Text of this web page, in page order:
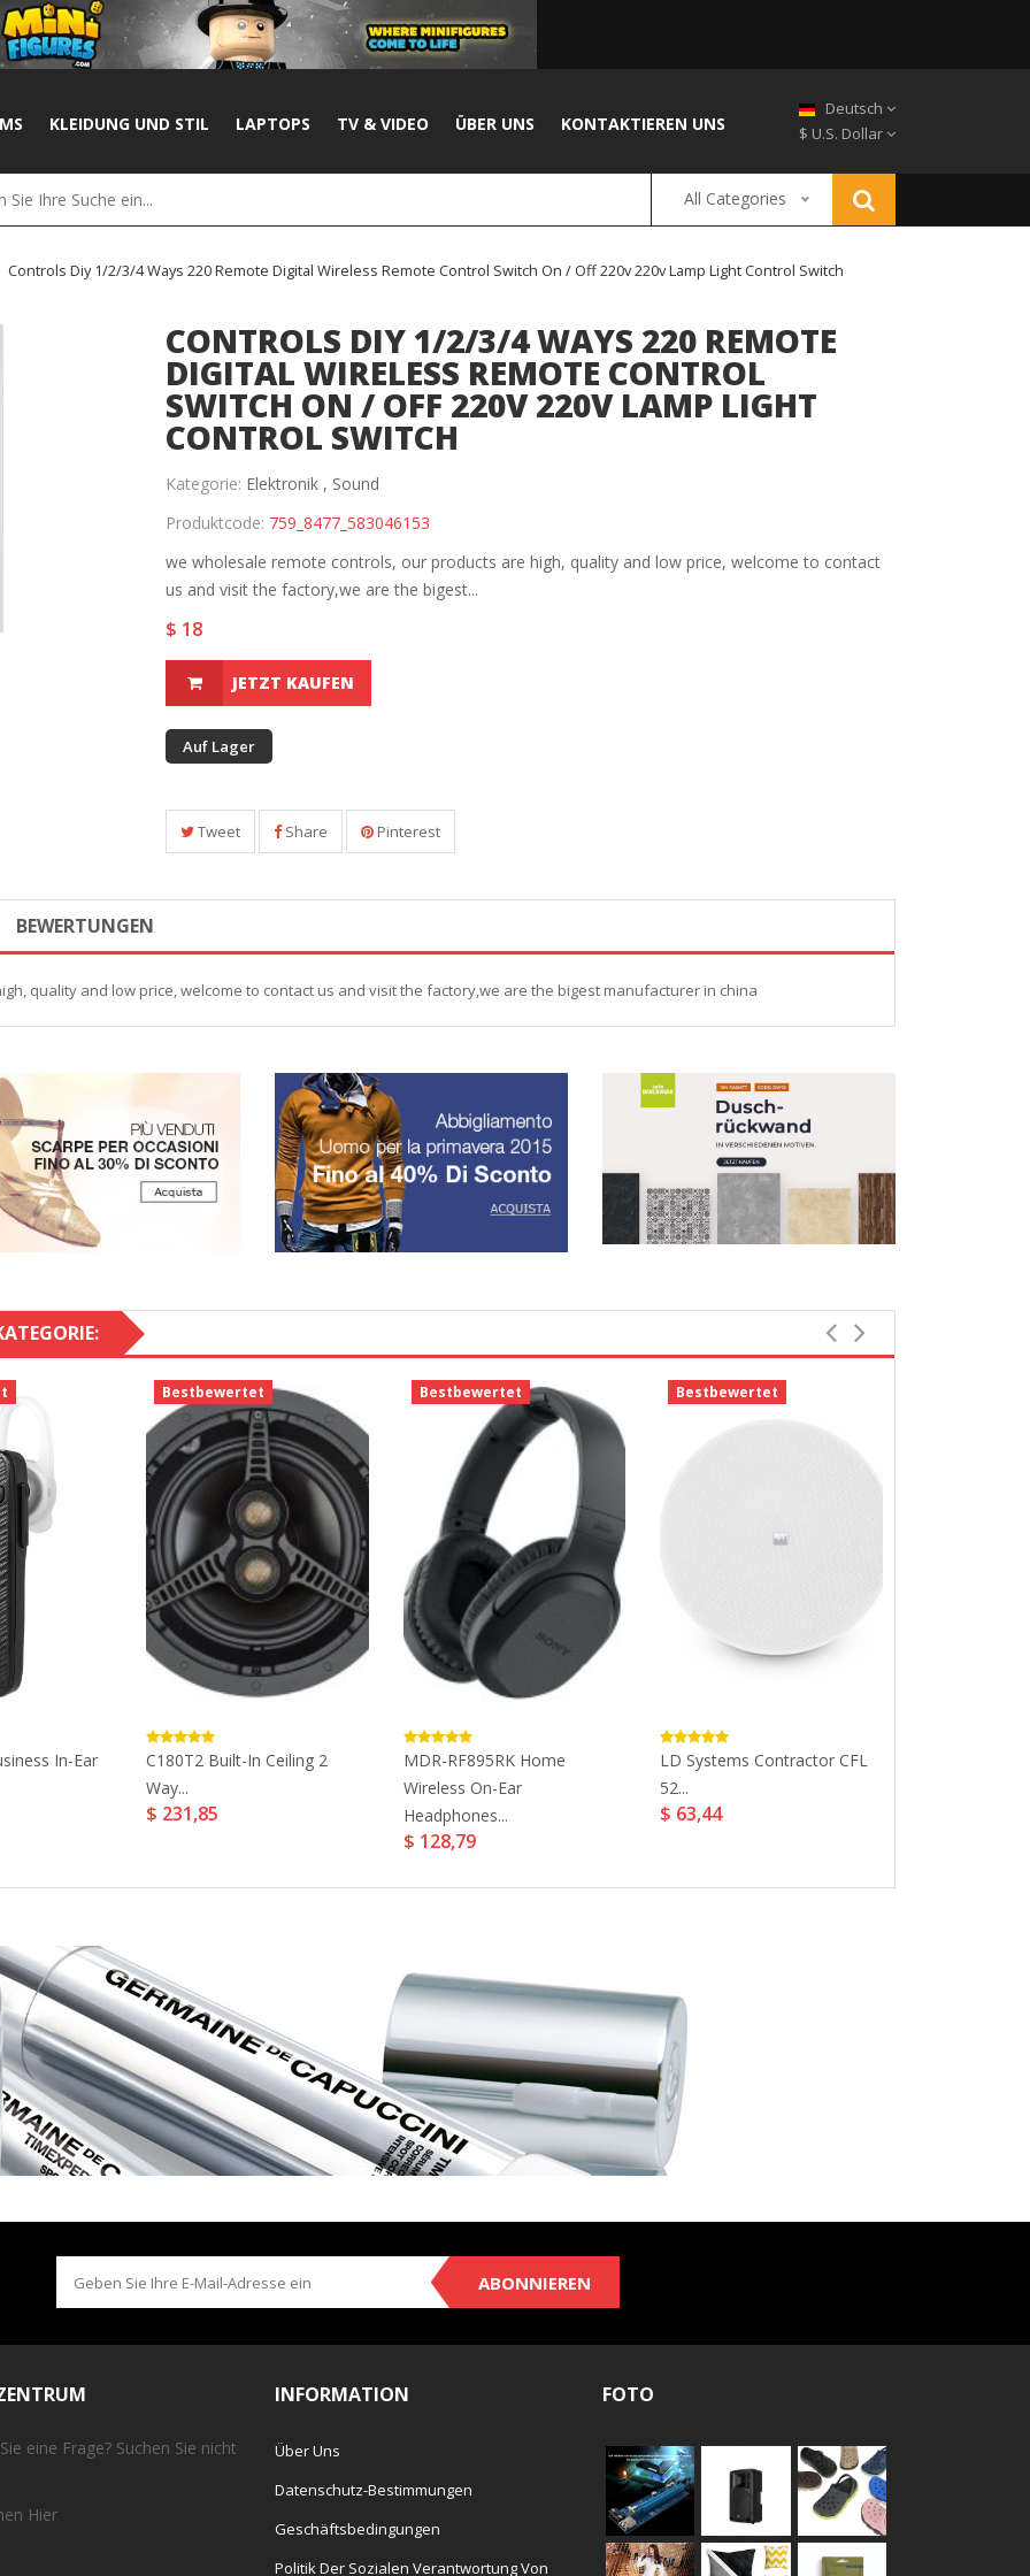
KLEIDUNG UND STIL LAPTOPS TV & VIDEO ÜBER UNS KONTAKTIEREN UNS
Deutsch
$ U.S. Dollar
All Categories
Controls Diy 1/2/3/4 Ways 220 Remote Digital Wireless Remote Control Switch On / Off 220v 220v Lamp Light Control Switch
CONTROLS DIY 1/2/3/4 WAYS 220 REMOTE
DIGITAL WIRELESS REMOTE CONTROL
SWITCH ON / OFF 220V 220V LAMP LIGHT
CONTROL SWITCH
Kategorie: Elektronik , Sound
Produktcode: 759_8477_583046153
we wholesale remote controls, our products are high, quality and low price, welcome to contact
us and visit the factory,we are the bigest...
$ 18
JETZT KAUFEN
Auf Lager
Tweet Share Pinterest
BEWERTUNGEN
quality and low price, welcome to contact us and visit the factory,we are the bigest manufacturer in china
In-Ear
Bestbewertet
C180T2 Built-In Ceiling 2
Way...
$ 231,85
Bestbewertet
MDR-RF895RK Home
Wireless On-Ear
Headphones...
$ 128,79
Bestbewertet
LD Systems Contractor CFL
52...
$ 63,44
ABONNIEREN
eine Frage? Suchen Sie nicht
Hier
INFORMATION
Über Uns
Datenschutz-Bestimmungen
Geschäftsbedingungen
Politik Der Sozialen Verantwortung Von
FOTO